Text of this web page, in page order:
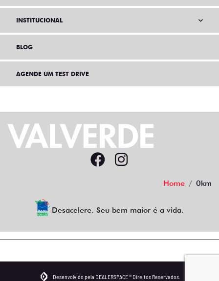
INSTITUCIONAL
BLOG
AGENDE UM TEST DRIVE
Home 0km
Desacelere. Seu bem maior é a vida.
Desenvolvido pela DEALERSPACE ® Direitos Reservados.